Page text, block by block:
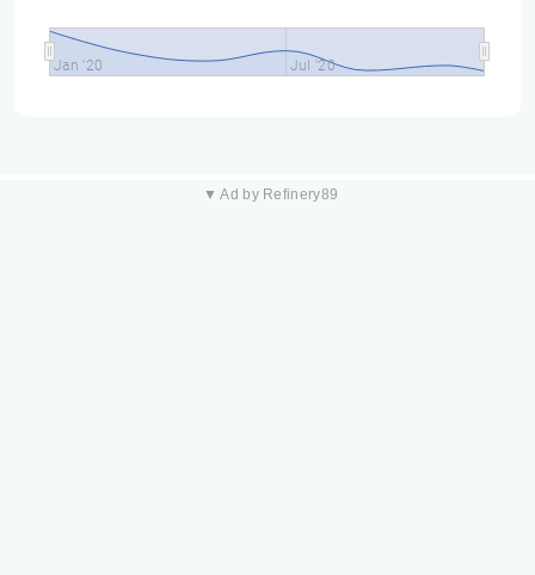
Jan '20 Jul '20
▼ Ad by Refinery89